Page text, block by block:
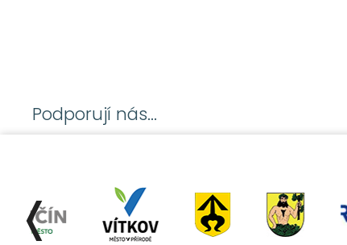
Podporují nás...
❬